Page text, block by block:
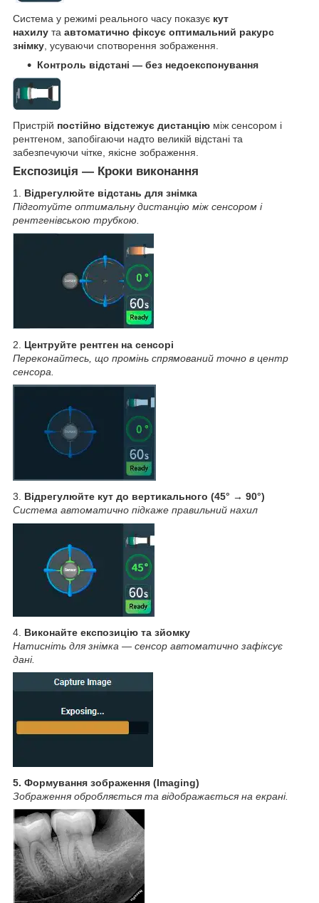
Система у режимі реального часу показує кут
нахилу та автоматично фіксує оптимальний ракурс
знімку , усуваючи спотворення зображення.
Контроль відстані — без недоекспонування
Пристрій постійно відстежує дистанцію між сенсором і
рентгеном, запобігаючи надто великій відстані та
забезпечуючи чітке, якісне зображення.
Експозиція — Кроки виконання
1. Відрегулюйте відстань для знімка
Підготуйте оптимальну дистанцію між сенсором і
рентгенівською трубкою.
2. Центруйте рентген на сенсорі
Переконайтесь, що промінь спрямований точно в центр
сенсора.
3. Відрегулюйте кут до вертикального (45° → 90°)
Система автоматично підкаже правильний нахил
4. Виконайте експозицію та зйомку
Натисніть для знімка — сенсор автоматично зафіксує
дані.
5. Формування зображення (Imaging)
Зображення обробляється та відображається на екрані.